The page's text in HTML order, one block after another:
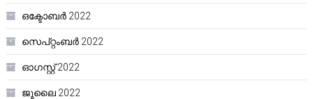
ഒക്ടോബർ 2022
സെപ്റ്റംബർ 2022
ഓഗസ്റ്റ്‌ 2022
ജൂലൈ 2022